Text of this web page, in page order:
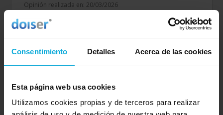
Consentimiento Detalles Acerca de las cookies
Esta página web usa cookies
Utilizamos cookies propias y de terceros para realizar
Opinión realizada en: 20/03/2026
Rapidez
Empresa valorada: